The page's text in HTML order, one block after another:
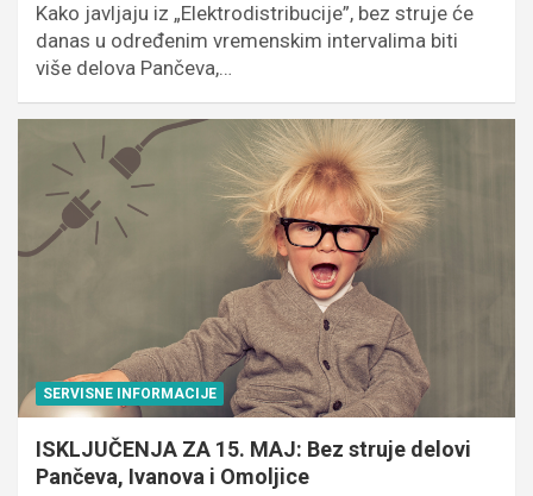
Kako javljaju iz „Elektrodistribucije”, bez struje će
danas u određenim vremenskim intervalima biti
više delova Pančeva,…
SERVISNE INFORMACIJE
ISKLJUČENJA ZA 15. MAJ: Bez struje delovi
Pančeva, Ivanova i Omoljice